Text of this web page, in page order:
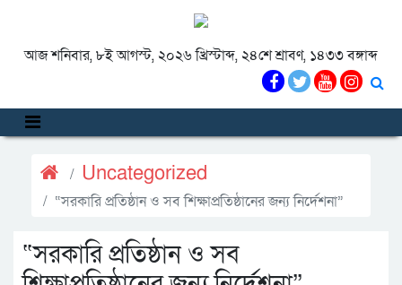
আজ শনিবার, ৮ই আগস্ট, ২০২৬ খ্রিস্টাব্দ, ২৪শে শ্রাবণ, ১৪৩৩ বঙ্গাব্দ
Uncategorized
“সরকারি প্রতিষ্ঠান ও সব শিক্ষাপ্রতিষ্ঠানের জন্য নির্দেশনা”
“সরকারি প্রতিষ্ঠান ও সব